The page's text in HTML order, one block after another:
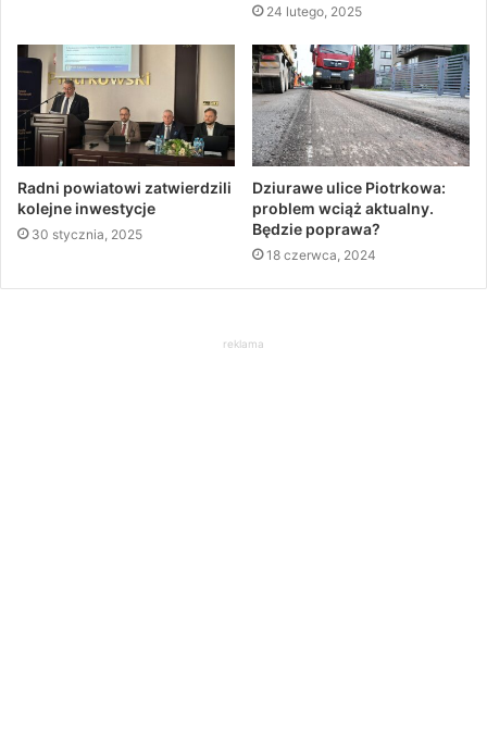
24 lutego, 2025
Radni powiatowi zatwierdzili
kolejne inwestycje
30 stycznia, 2025
Dziurawe ulice Piotrkowa:
problem wciąż aktualny.
Będzie poprawa?
18 czerwca, 2024
reklama